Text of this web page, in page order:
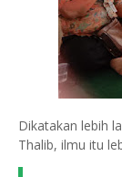
Dikatakan lebih
Thalib, ilmu itu